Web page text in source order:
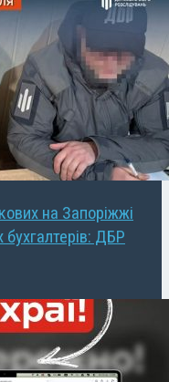
на Запоріжжі
ДБР